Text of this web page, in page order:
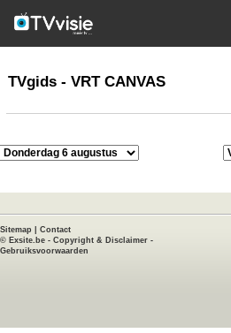
TVgids
TVgids - VRT CANVAS
Sitemap
Contact
© Exsite.be - Copyright & Disclaimer -
Gebruiksvoorwaarden